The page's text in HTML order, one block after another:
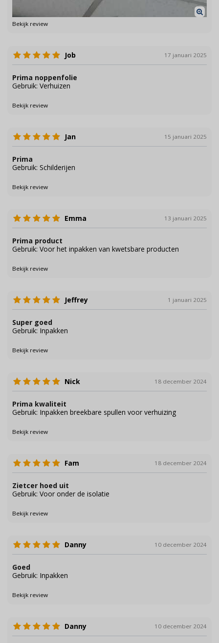
Bekijk review
Job 17 januari 2025
Prima noppenfolie
Gebruik: Verhuizen
Bekijk review
Jan 15 januari 2025
Prima
Gebruik: Schilderijen
Bekijk review
Emma 13 januari 2025
Prima product
Gebruik: Voor het inpakken van kwetsbare producten
Bekijk review
Jeffrey 1 januari 2025
Super goed
Gebruik: Inpakken
Bekijk review
Nick 18 december 2024
Prima kwaliteit
Gebruik: Inpakken breekbare spullen voor verhuizing
Bekijk review
Fam 18 december 2024
Zietcer hoed uit
Gebruik: Voor onder de isolatie
Bekijk review
Danny 10 december 2024
Goed
Gebruik: Inpakken
Bekijk review
Danny 10 december 2024